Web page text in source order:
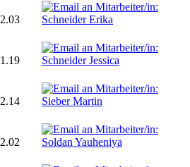
2.03
1.19
2.14
2.02